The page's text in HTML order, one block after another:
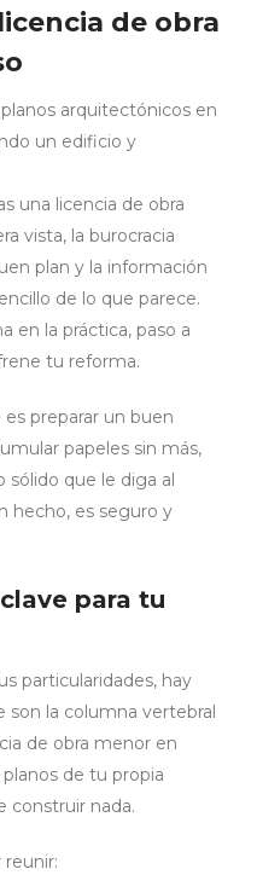
de obra
una licencia de obra
vista, la burocracia
plan y la información
de lo que parece.
en la práctica, paso a
tu reforma.
preparar un buen
papeles sin más,
sólido que le diga al
hecho, es seguro y
para tu
particularidades, hay
son la columna vertebral
de obra menor en
de tu propia
construir nada.
reunir: